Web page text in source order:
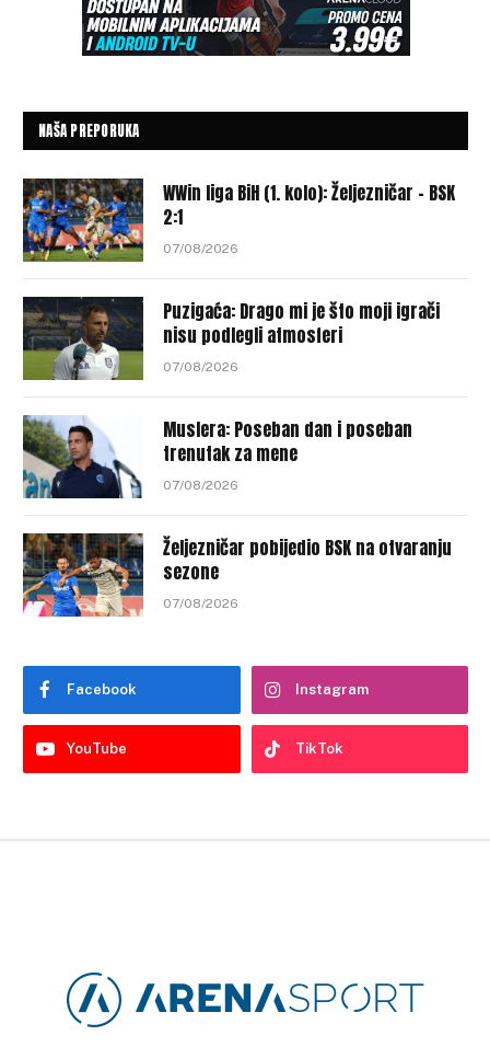
NAŠA PREPORUKA
WWin liga BiH (1. kolo): Željezničar – BSK
2:1
07/08/2026
Puzigaća: Drago mi je što moji igrači
nisu podlegli atmosferi
07/08/2026
Muslera: Poseban dan i poseban
trenutak za mene
07/08/2026
Željezničar pobijedio BSK na otvaranju
sezone
07/08/2026
Facebook Instagram
YouTube TikTok